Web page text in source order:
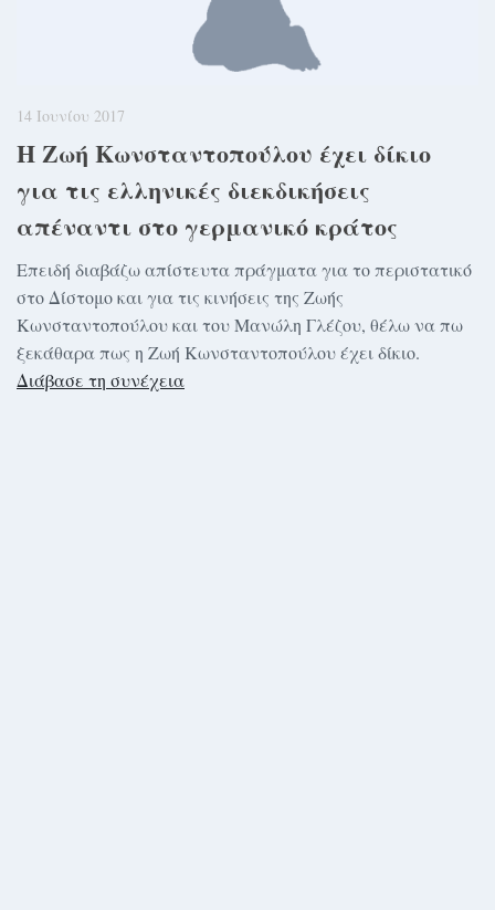
14 Ιουνίου 2017
Η Ζωή Κωνσταντοπούλου έχει δίκιο
για τις ελληνικές διεκδικήσεις
απέναντι στο γερμανικό κράτος
Επειδή διαβάζω απίστευτα πράγματα για το περιστατικό
στο Δίστομο και για τις κινήσεις της Ζωής
Κωνσταντοπούλου και του Μανώλη Γλέζου, θέλω να πω
ξεκάθαρα πως η Ζωή Κωνσταντοπούλου έχει δίκιο.
Διάβασε τη συνέχεια